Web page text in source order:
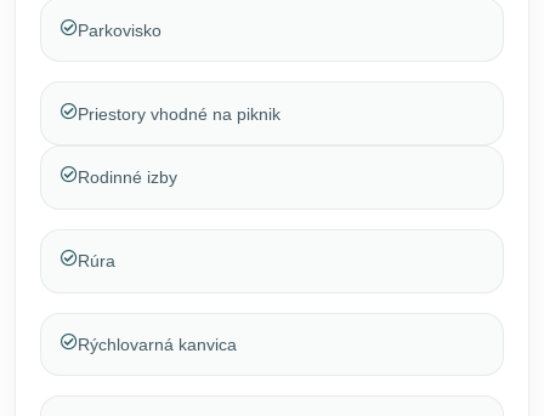
Parkovisko
Priestory vhodné na piknik
Rodinné izby
Rúra
Rýchlovarná kanvica